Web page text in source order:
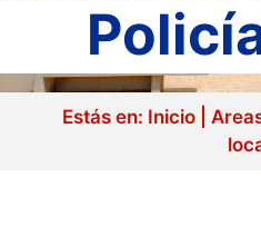
Estás en: Inicio